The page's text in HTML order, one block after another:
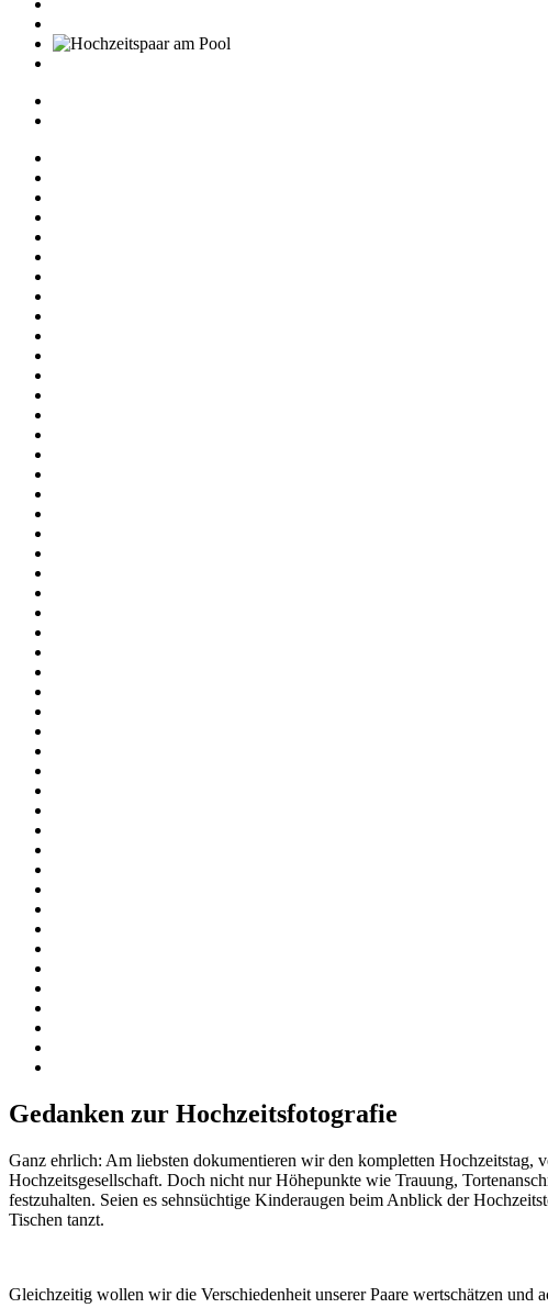
Gedanken zur Hochzeitsfotografie
Ganz ehrlich: Am liebsten dokumentieren wir den kompletten Hochzeitstag,
Hochzeitsgesellschaft. Doch nicht nur Höhepunkte wie Trauung,
festzuhalten. Seien es sehnsüchtige Kinderaugen beim Anblick der
Tischen tanzt.
Gleichzeitig wollen wir die Verschiedenheit unserer Paare wertschätzen